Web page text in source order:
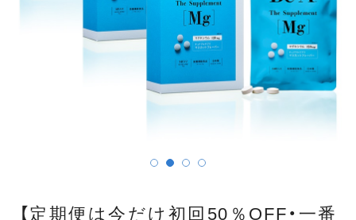
【定期便は今だけ初回50％OFF・一番